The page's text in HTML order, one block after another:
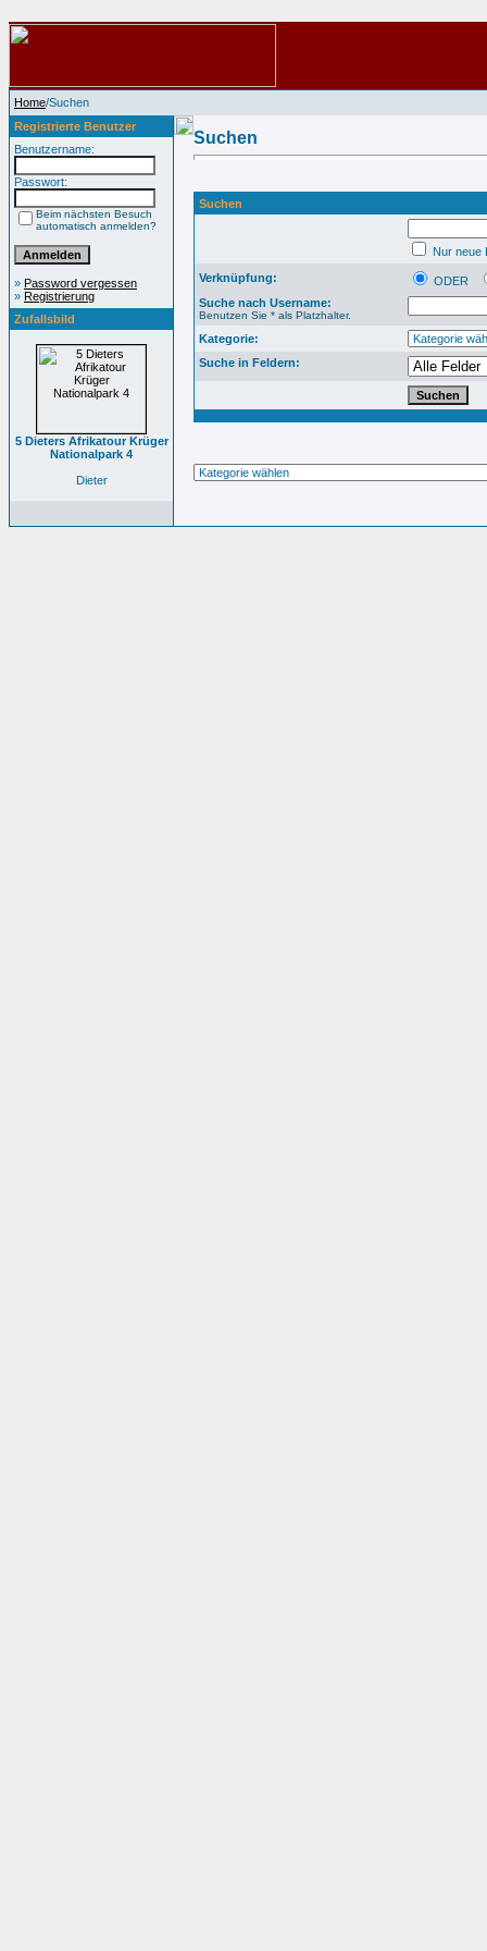
Home/Suchen
Registrierte Benutzer
Benutzername:
Passwort:
Beim nächsten Besuch
automatisch anmelden?
» Password vergessen
» Registrierung
Zufallsbild
5 Dieters Afrikatour Krüger
Nationalpark 4
Dieter
Suchen
Suchen
Nur neue
Verknüpfung:
ODER
Suche nach Username:
Benutzen Sie * als Platzhalter.
Kategorie:
Suche in Feldern: